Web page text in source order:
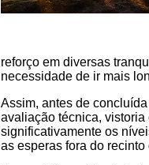
reforço em diversas
necessidade de ir mais
Assim, antes de
avaliação técnica,
significativamente os
as esperas fora do